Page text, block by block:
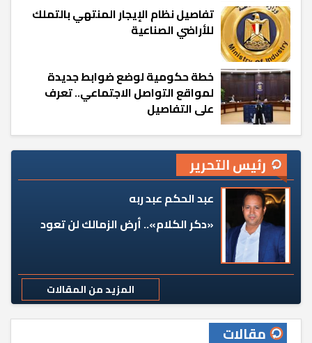
تفاصيل نظام الإيجار المنتهي بالتملك
للأراضي الصناعية
خطة حكومية لوضع ضوابط جديدة
لمواقع التواصل الاجتماعي.. تعرف
على التفاصيل
رئيس التحرير
عبد الحكم عبد ربه
«دكر الكلام».. أرض الزمالك لن تعود
المزيد من المقالات
مقالات